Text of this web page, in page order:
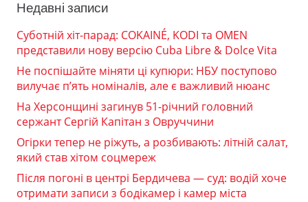
Недавні записи
Суботній хіт-парад: COKAINÉ, KODI та OMEN
представили нову версію Cuba Libre & Dolce Vita
Не поспішайте міняти ці купюри: НБУ поступово
вилучає п’ять номіналів, але є важливий нюанс
На Херсонщині загинув 51-річний головний
сержант Сергій Капітан з Овруччини
Огірки тепер не ріжуть, а розбивають: літній салат,
який став хітом соцмереж
Після погоні в центрі Бердичева — суд: водій хоче
отримати записи з бодікамер і камер міста